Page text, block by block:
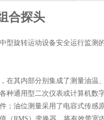
合探头
旋转运动设备安全运行监测
在其内部分别集成了测量油
种通用型二次仪表或计算机数
；油位测量采用了电容式传